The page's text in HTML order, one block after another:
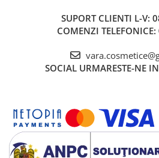
SUPORT CLIENTI L-V:
COMENZI TELEFONICE:
SOCIAL URMARESTE-NE